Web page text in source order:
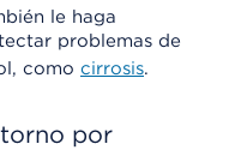
le haga
problemas de
como cirrosis.
por